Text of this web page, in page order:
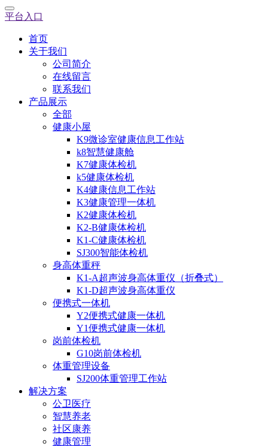
平台入口
首页
关于我们
公司简介
在线留言
联系我们
产品展示
全部
健康小屋
K9微诊室健康信息工作站
k8智慧健康舱
K7健康体检机
k5健康体检机
K4健康信息工作站
K3健康管理一体机
K2健康体检机
K2-B健康体检机
K1-C健康体检机
SJ300智能体检机
身高体重秤
K1-A超声波身高体重仪（折叠式）
K1-D超声波身高体重仪
便携式一体机
Y2便携式健康一体机
Y1便携式健康一体机
岗前体检机
G10岗前体检机
体重管理设备
SJ200体重管理工作站
解决方案
公卫医疗
智慧养老
社区康养
健康管理